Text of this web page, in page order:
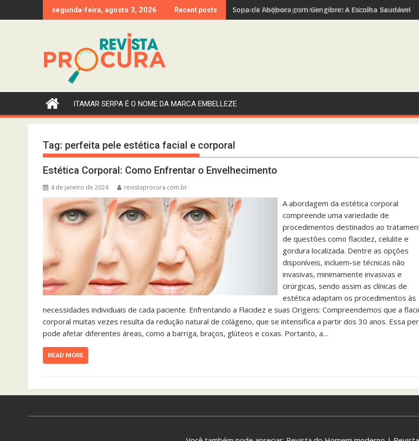
to
segunda-feira, agosto 3, 2026 Recent posts Sopa de Abóbora com Gengibre: A Escolha Saudável
ITAMAR SERPA É O NOME DA MARCA EMBELLEZE
Tag: perfeita pele estética facial e corporal
Estética Corporal: Como Enfrentar o Envelhecimento
4 de janeiro de 2024 revistaprocura.com.br
A abordagem da estética corporal
compreende uma variedade de
procedimentos destinados ao
de questões como flacidez, celulite e
gordura localizada. Dentre as opções
disponíveis, incluem-se técnicas não
invasivas, minimamente invasivas e
cirúrgicas, sendo assim as clínicas de
estética adaptam os procedimentos às
necessidades individuais de cada paciente. Enfrentando a Flacidez e suas Origens: Compreendemos que a
corporal muitas vezes resulta da redução natural de colágeno, que se intensifica a partir dos 30 anos. Essa
pode afetar diferentes áreas, como a barriga, braços, glúteos e coxas. Portanto, a…
READ MORE